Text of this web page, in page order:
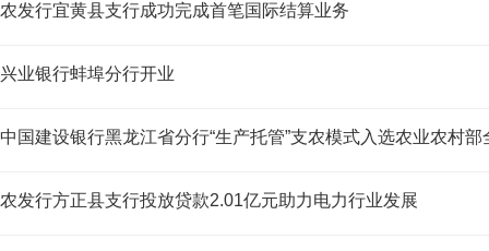
农发行宜黄县支行成功完成首笔国际结算业务
兴业银行蚌埠分行开业
中国建设银行黑龙江省分行“生产托管”支农模式入选农业农村
农发行方正县支行投放贷款2.01亿元助力电力行业发展